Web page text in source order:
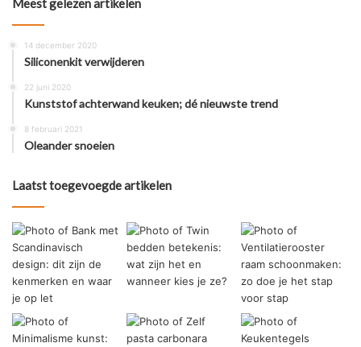
Meest gelezen artikelen
14 december 2020
Siliconenkit verwijderen
22 juni 2020
Kunststof achterwand keuken; dé nieuwste trend
8 februari 2021
Oleander snoeien
Laatst toegevoegde artikelen